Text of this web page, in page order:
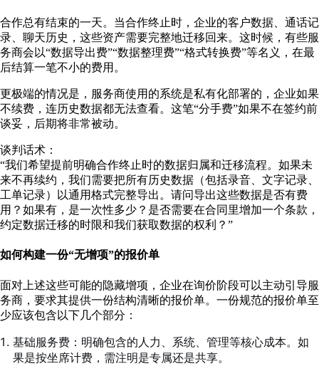
合作总有结束的一天。当合作终止时，企业的客户数据、通话记
录、聊天历史，这些资产需要完整地迁移回来。这时候，有些服
务商会以“数据导出费”“数据整理费”“格式转换费”等名义，在最
后结算一笔不小的费用。
更极端的情况是，服务商使用的系统是私有化部署的，企业如果
不续费，连历史数据都无法查看。这笔“分手费”如果不在签约前
谈妥，后期将非常被动。
谈判话术：
“我们希望提前明确合作终止时的数据归属和迁移流程。如果未
来不再续约，我们需要把所有历史数据（包括录音、文字记录、
工单记录）以通用格式完整导出。请问导出这些数据是否有费
用？如果有，是一次性多少？是否需要在合同里增加一个条款，
约定数据迁移的时限和我们获取数据的权利？”
如何构建一份“无增项”的报价单
面对上述这些可能的隐藏增项，企业在询价阶段可以主动引导服
务商，要求其提供一份结构清晰的报价单。一份规范的报价单至
少应该包含以下几个部分：
基础服务费：明确包含的人力、系统、管理等核心成本。如
果是按坐席计费，需注明是专属还是共享。